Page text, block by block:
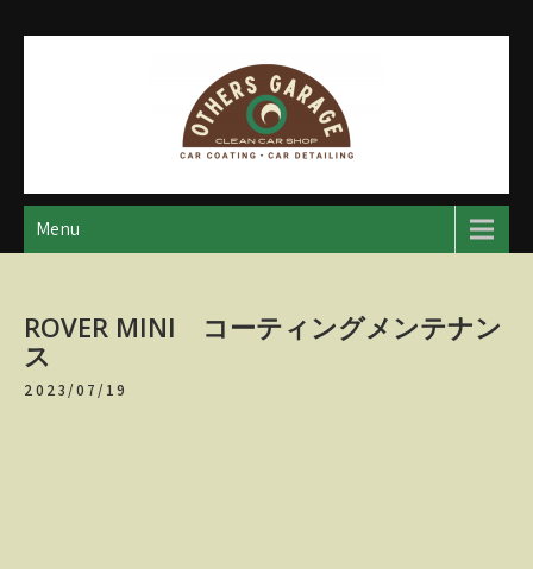
アザースガレージ
【神奈川・厚木・愛川】カーメンテナンス
Menu
ROVER MINI コーティングメンテナン
ス
2023/07/19